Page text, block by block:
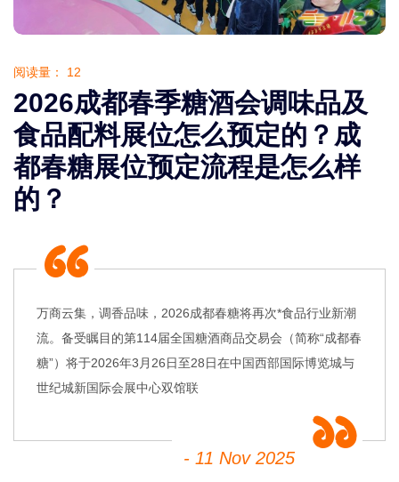
阅读量： 12
2026成都春季糖酒会调味品及
食品配料展位怎么预定的？成
都春糖展位预定流程是怎么样
的？
万商云集，调香品味，2026成都春糖将再次*食品行业新潮
流。备受瞩目的第114届全国糖酒商品交易会（简称“成都春
糖”）将于2026年3月26日至28日在中国西部国际博览城与
世纪城新国际会展中心双馆联
- 11 Nov 2025